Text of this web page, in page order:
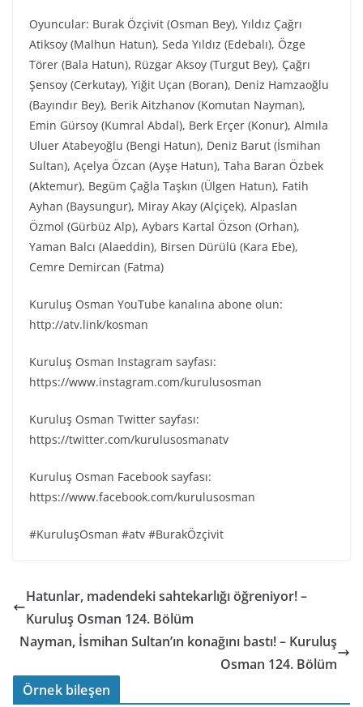
Oyuncular: Burak Özçivit (Osman Bey), Yıldız Çağrı
Atiksoy (Malhun Hatun), Seda Yıldız (Edebalı), Özge
Törer (Bala Hatun), Rüzgar Aksoy (Turgut Bey), Çağrı
Şensoy (Cerkutay), Yiğit Uçan (Boran), Deniz Hamzaoğlu
(Bayındır Bey), Berik Aitzhanov (Komutan Nayman),
Emin Gürsoy (Kumral Abdal), Berk Erçer (Konur), Almıla
Uluer Atabeyoğlu (Bengi Hatun), Deniz Barut (İsmihan
Sultan), Açelya Özcan (Ayşe Hatun), Taha Baran Özbek
(Aktemur), Begüm Çağla Taşkın (Ülgen Hatun), Fatih
Ayhan (Baysungur), Miray Akay (Alçiçek), Alpaslan
Özmol (Gürbüz Alp), Aybars Kartal Özson (Orhan),
Yaman Balcı (Alaeddin), Birsen Dürülü (Kara Ebe),
Cemre Demircan (Fatma)
Kuruluş Osman YouTube kanalına abone olun:
http://atv.link/kosman
Kuruluş Osman Instagram sayfası:
https://www.instagram.com/kurulusosman
Kuruluş Osman Twitter sayfası:
https://twitter.com/kurulusosmanatv
Kuruluş Osman Facebook sayfası:
https://www.facebook.com/kurulusosman
#KuruluşOsman #atv #BurakÖzçivit
Hatunlar, madendeki sahtekarlığı öğreniyor! –
Kuruluş Osman 124. Bölüm
Nayman, İsmihan Sultan’ın konağını bastı! – Kuruluş
Osman 124. Bölüm
Örnek bileşen